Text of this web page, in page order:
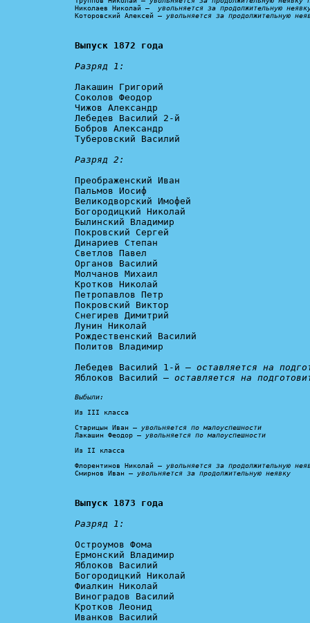
Николаев Николай – увольняется за продолжительную
Которовский Алексей – увольняется за продолжительную
Выпуск 1872 года
Разряд 1:
Лакашин Григорий
Соколов Феодор
Чижов Александр
Лебедев Василий 2-й
Бобров Александр
Туберовский Василий
Разряд 2:
Преображенский Иван
Пальмов Иосиф
Великодворский Имофей
Богородицкий Николай
Былинский Владимир
Покровский Сергей
Динариев Степан
Светлов Павел
Органов Василий
Молчанов Михаил
Кротков Николай
Петропавлов Петр
Покровский Виктор
Снегирев Димитрий
Лунин Николай
Рождественский Василий
Политов Владимир
Лебедев Василий 1-й – оставляется на
Яблоков Василий – оставляется на
Выбыли:
Из III класса
Старицын Иван – увольняется по малоуспешности
Лакашин Феодор – увольняется по малоуспешности
Из II класса
Флорентинов Николай – увольняется за продолжительную
Смирнов Иван – увольняется за продолжительную неявку
Выпуск 1873 года
Разряд 1:
Остроумов Фома
Ермонский Владимир
Яблоков Василий
Богородицкий Николай
Фиалкин Николай
Виноградов Василий
Кротков Леонид
Иванков Василий